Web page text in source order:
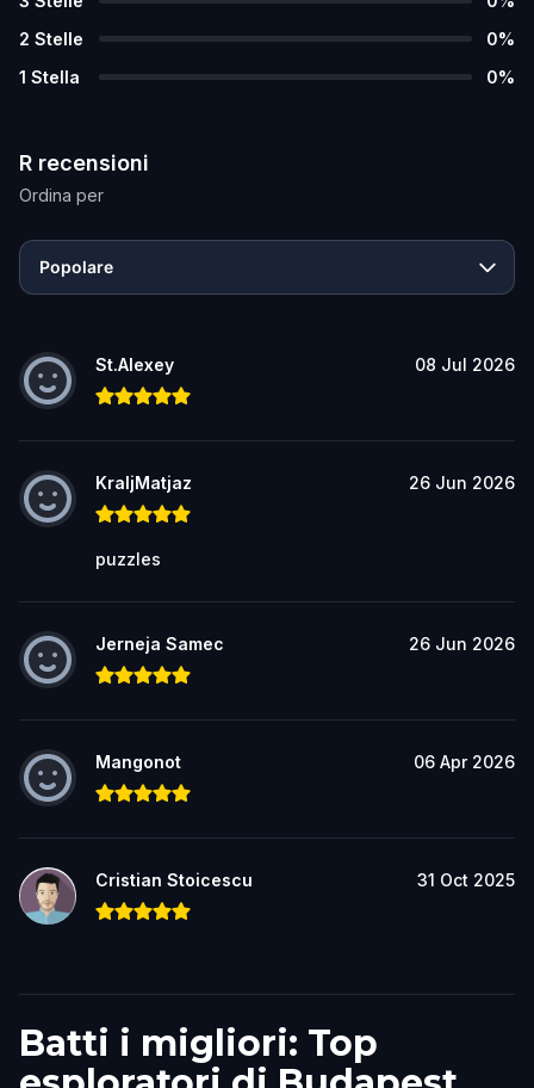
2 Stelle 0%
1 Stella 0%
R recensioni
Ordina per
Popolare
St.Alexey 08 Jul 2026
KraljMatjaz 26 Jun 2026
puzzles
Jerneja Samec 26 Jun 2026
Mangonot 06 Apr 2026
Cristian Stoicescu 31 Oct 2025
Batti i migliori: Top